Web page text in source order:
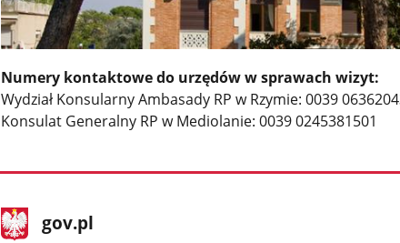
Numery kontaktowe do urzędów w sprawach wizyt:
Wydział Konsularny Ambasady RP w Rzymie: 0039
Konsulat Generalny RP w Mediolanie: 0039 0245381501
stopka
gov.pl Strona
gov.pl